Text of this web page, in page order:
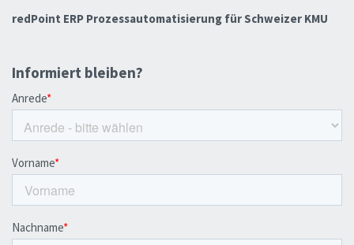
redPoint ERP Prozessautomatisierung für Schweizer KMU
Informiert bleiben?